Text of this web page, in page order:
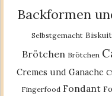
Backformen
Selbstgemacht Biskuit
Brötchen Brötchen
Cremes und Ganache
Fingerfood Fondant